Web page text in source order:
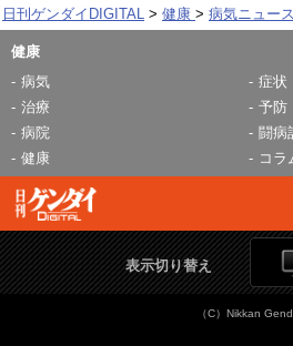
日刊ゲンダイDIGITAL 健康 病気ニュース
健康
病気
症状
治療
予防
病院
闘病
健康
コラ
表示切り替え
（C）Nikkan